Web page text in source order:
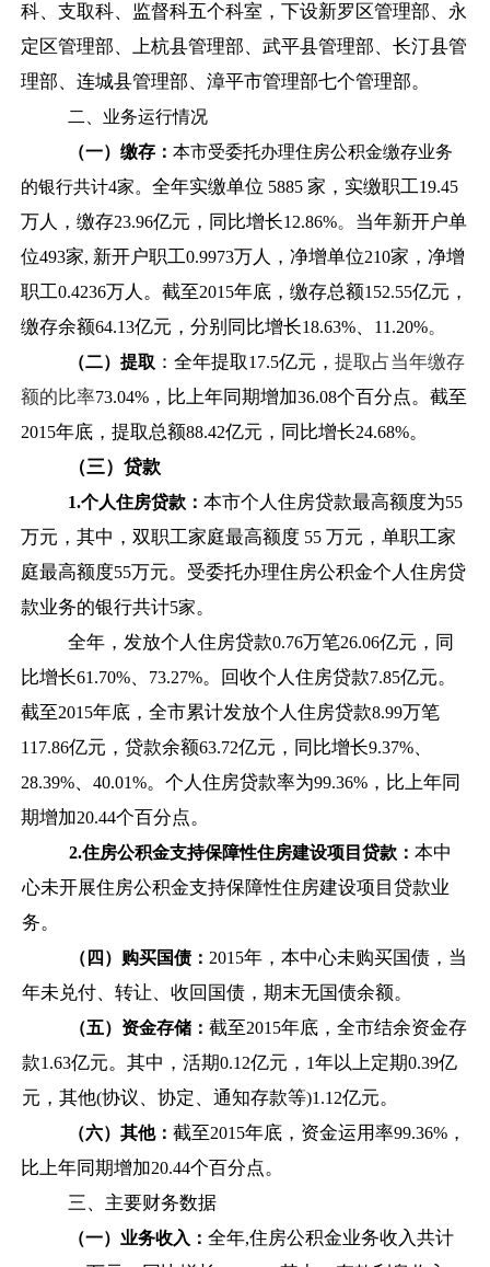
科、支取科、监督科五个科室，下设新罗区管理部、永
定区管理部、上杭县管理部、武平县管理部、长汀县管
理部、连城县管理部、漳平市管理部七个管理部。
二、业务运行情况
（一）缴存： 本市受委托办理住房公积金缴存业务
的银行共计4家。 全年实缴单位 5885 家，实缴职工19.45
万人，缴存23.96亿元，同比增长12.86%。 当年新开户单
位493家, 新开户职工0.9973万人，净增单位210家，净增
职工0.4236万人。截至2015年底，缴存总额152.55亿元，
缴存余额64.13亿元，分别同比增长18.63%、 11.20%。
（二）提取 ：全年提取17.5亿元， 提取占当年缴存
额的比率73.04% ，比上年同期增加36.08个百分点。截至
2015年底，提取总额88.42亿元，同比增长24.68%。
（三）贷款
1.个人住房贷款： 本市个人住房贷款最高额度为55
万元，其中，双职工家庭最高额度 55 万元，单职工家
庭最高额度55万元。受委托办理住房公积金个人住房贷
款业务的银行共计5家。
全年，发放个人住房贷款0.76万笔26.06亿元，同
比增长61.70%、 73.27%。回收个人住房贷款7.85亿元。
截至2015年底，全市累计发放个人住房贷款8.99万笔
117.86亿元，贷款余额63.72亿元，同比增长9.37%、
28.39%、 40.01%。个人住房贷款率为99.36% ，比上年同
期增加20.44个百分点。
2.住房公积金支持保障性住房建设项目贷款： 本中
心未开展住房公积金支持保障性住房建设项目贷款业
务。
（四）购买国债： 2015年，本中心未购买国债，当
年未兑付、转让、收回国债，期末无国债余额。
（五）资金存储： 截至2015年底，全市结余资金存
款1.63亿元。其中，活期0.12亿元， 1年以上定期0.39亿
元，其他(协议、协定、通知存款等)1.12亿元。
（六）其他： 截至2015年底，资金运用率99.36%，
比上年同期增加20.44个百分点。
三、主要财务数据
（一）业务收入： 全年,住房公积金业务收入共计